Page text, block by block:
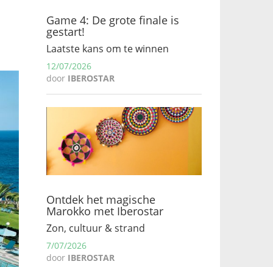
Game 4: De grote finale is
gestart!
Laatste kans om te winnen
12/07/2026
door IBEROSTAR
Ontdek het magische
Marokko met Iberostar
Zon, cultuur & strand
7/07/2026
door IBEROSTAR